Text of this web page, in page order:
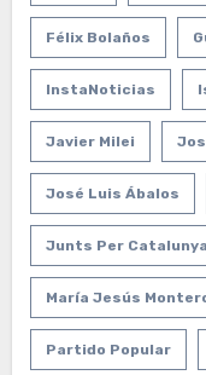
Félix Bolaños
InstaNoticias
Javier Milei
José Luis Ábalos
Junts Per Catalunya
María Jesús
Partido Popular